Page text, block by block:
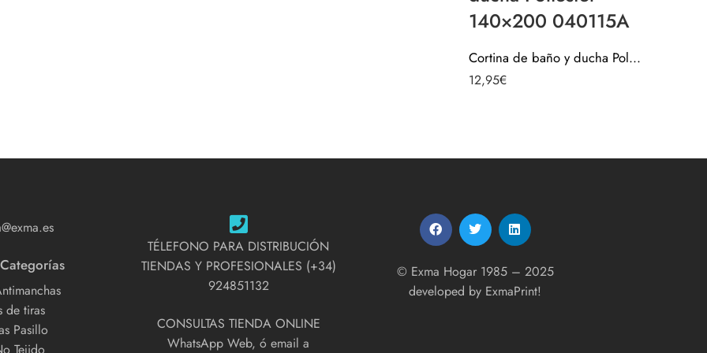
140×200 040115A
Cortina de baño y ducha Poliester 140×200 040115A
12,95€
de tiras
Pasillo
TÉLEFONO PARA DISTRIBUCIÓN
TIENDAS Y PROFESIONALES (+34)
924851132
CONSULTAS TIENDA ONLINE
WhatsApp Web, ó email a
© Exma Hogar 1985 – 2025
developed by ExmaPrint!